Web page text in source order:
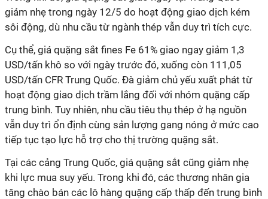
giảm nhẹ trong ngày 12/5 do hoạt động giao dịch kém
sôi động, dù nhu cầu từ ngành thép vẫn duy trì tích cực.
Cụ thể, giá quặng sắt fines Fe 61% giao ngay giảm 1,3
USD/tấn khô so với ngày trước đó, xuống còn 111,05
USD/tấn CFR Trung Quốc. Đà giảm chủ yếu xuất phát từ
hoạt động giao dịch trầm lắng đối với nhóm quặng cấp
trung bình. Tuy nhiên, nhu cầu tiêu thụ thép ở hạ nguồn
vẫn duy trì ổn định cùng sản lượng gang nóng ở mức cao
tiếp tục tạo lực hỗ trợ cho thị trường quặng sắt.
Tại các cảng Trung Quốc, giá quặng sắt cũng giảm nhẹ
khi lực mua suy yếu. Trong khi đó, các thương nhân gia
tăng chào bán các lô hàng quặng cấp thấp đến trung bình